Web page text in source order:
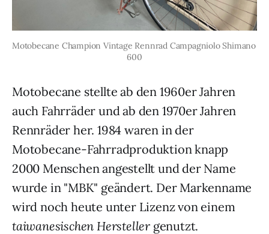
Motobecane Champion Vintage Rennrad Campagniolo Shimano
600
Motobecane stellte ab den 1960er Jahren
auch Fahrräder und ab den 1970er Jahren
Rennräder her. 1984 waren in der
Motobecane-Fahrradproduktion knapp
2000 Menschen angestellt und der Name
wurde in "MBK" geändert. Der Markenname
wird noch heute unter Lizenz von einem
taiwanesischen Hersteller genutzt.